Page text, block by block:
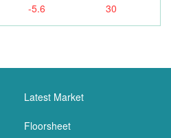
-5.6 30
Latest Market
Floorsheet